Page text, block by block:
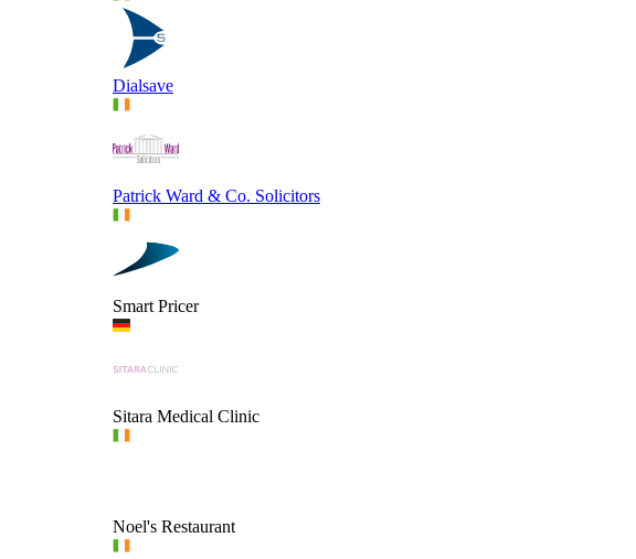
Dialsave
Patrick Ward & Co. Solicitors
Smart Pricer
Sitara Medical Clinic
Noel's Restaurant